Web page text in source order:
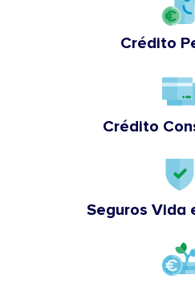
Crédito
Crédito
Seguros Vida